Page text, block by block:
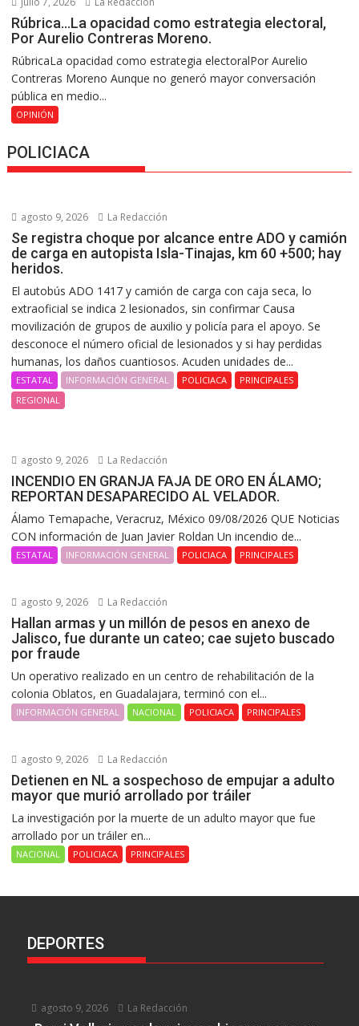
Rúbrica…La opacidad como estrategia electoral,
Por Aurelio Contreras Moreno.
RúbricaLa opacidad como estrategia electoralPor Aurelio
Contreras Moreno Aunque no generó mayor conversación
pública en medio...
OPINIÓN
POLICIACA
agosto 9, 2026 La Redacción
Se registra choque por alcance entre ADO y camión
de carga en autopista Isla-Tinajas, km 60 +500; hay
heridos.
El autobús ADO 1417 y camión de carga con caja seca, lo
extraoficial se indica 2 lesionados, sin confirmar Causa
movilización de grupos de auxilio y policía para el apoyo. Se
desconoce el número oficial de lesionados y si hay perdidas
humanas, los daños cuantiosos. Acuden unidades de...
ESTATAL INFORMACIÓN GENERAL POLICIACA
PRINCIPALES
REGIONAL
agosto 9, 2026 La Redacción
INCENDIO EN GRANJA FAJA DE ORO EN ÁLAMO;
REPORTAN DESAPARECIDO AL VELADOR.
Álamo Temapache, Veracruz, México 09/08/2026 QUE Noticias
CON información de Juan Javier Roldan Un incendio de...
ESTATAL INFORMACIÓN GENERAL POLICIACA PRINCIPALES
agosto 9, 2026 La Redacción
Hallan armas y un millón de pesos en anexo de
Jalisco, fue durante un cateo; cae sujeto buscado
por fraude
Un operativo realizado en un centro de rehabilitación de la
colonia Oblatos, en Guadalajara, terminó con el...
INFORMACIÓN GENERAL NACIONAL POLICIACA PRINCIPALES
agosto 9, 2026 La Redacción
Detienen en NL a sospechoso de empujar a adulto
mayor que murió arrollado por tráiler
La investigación por la muerte de un adulto mayor que fue
arrollado por un tráiler en...
NACIONAL POLICIACA PRINCIPALES
DEPORTES
agosto 9, 2026 La Redacción